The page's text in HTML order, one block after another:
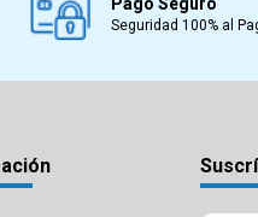
Seguridad 100% al